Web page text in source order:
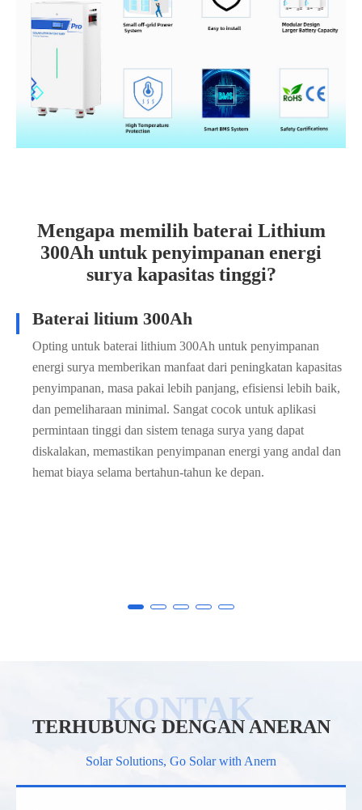
Mengapa memilih baterai Lithium
300Ah untuk penyimpanan energi
surya kapasitas tinggi?
Peningkatan kapasitas penyimpanan
Baterai lithium 300Ah dapat menyimpan lebih banyak energi
dibandingkan dengan baterai yang lebih kecil, membuatnya
ideal untuk rumah atau bisnis dengan konsumsi energi yang
lebih tinggi atau pengaturan tenaga surya yang lebih besar.
Ini memungkinkan Anda untuk menyimpan lebih banyak
tenaga surya untuk digunakan selama hari mendung, di
malam hari, atau selama terjadinya permintaan yang tinggi.
TERHUBUNG DENGAN ANERAN
Solar Solutions, Go Solar with Anern